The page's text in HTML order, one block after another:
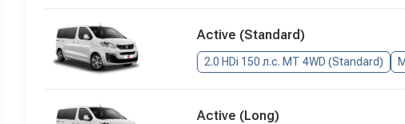
Active (Standard)
2.0 HDi 150 л.с. MT 4WD (Standard)
Active (Long)